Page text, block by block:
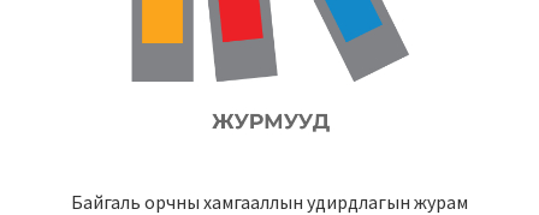
Байгаль орчны хамгааллын удирдлагын журам